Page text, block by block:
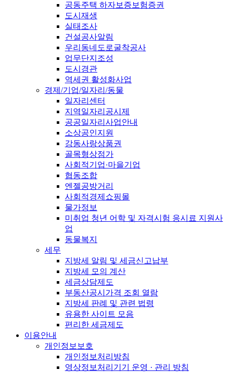
공동주택 하자보증보험증권
도시재생
실태조사
건설공사알림
우리동네도로굴착공사
업무단지조성
도시경관
역세권 활성화사업
경제/기업/일자리/동물
일자리센터
지역일자리공시제
공공일자리사업안내
소상공인지원
강동사랑상품권
골목형상점가
사회적기업·마을기업
협동조합
엔젤공방거리
사회적경제쇼핑몰
물가정보
미취업 청년 어학 및 자격시험 응시료 지원사
업
동물복지
세무
지방세 알림 및 세금신고납부
지방세 모의 계산
세금상담제도
부동산공시가격 조회 열람
지방세 판례 및 관련 법령
유용한 사이트 모음
편리한 세금제도
이용안내
개인정보보호
개인정보처리방침
영상정보처리기기 운영 · 관리 방침